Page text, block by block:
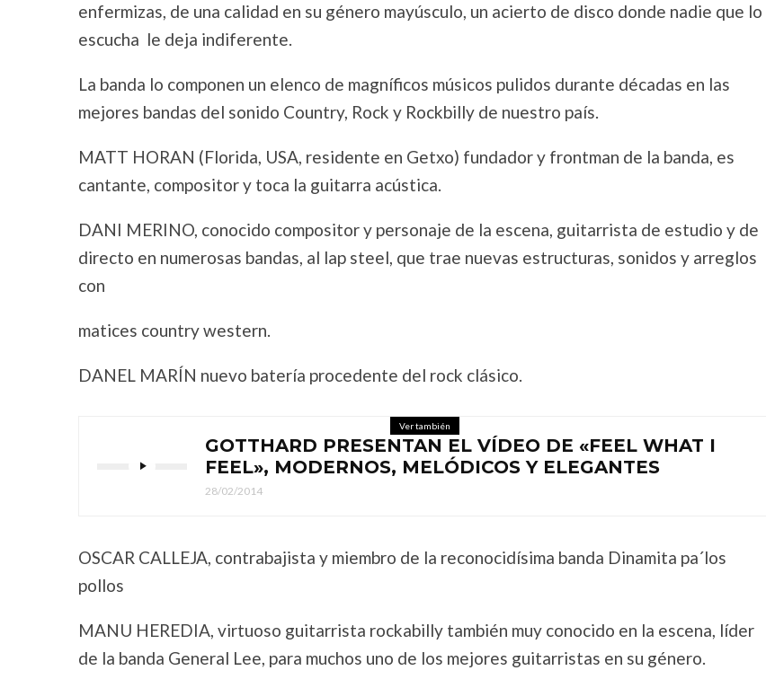
enfermizas, de una calidad en su género mayúsculo, un acierto de disco donde nadie que lo
escucha le deja indiferente.
La banda lo componen un elenco de magníficos músicos pulidos durante décadas en las
mejores bandas del sonido Country, Rock y Rockbilly de nuestro país.
MATT HORAN (Florida, USA, residente en Getxo) fundador y frontman de la banda, es
cantante, compositor y toca la guitarra acústica.
DANI MERINO, conocido compositor y personaje de la escena, guitarrista de estudio y de
directo en numerosas bandas, al lap steel, que trae nuevas estructuras, sonidos y arreglos
con
matices country western.
DANEL MARÍN nuevo batería procedente del rock clásico.
Ver también
GOTTHARD PRESENTAN EL VÍDEO DE «FEEL WHAT I
FEEL», MODERNOS, MELÓDICOS Y ELEGANTES
28/02/2014
OSCAR CALLEJA, contrabajista y miembro de la reconocidísima banda Dinamita pa´los
pollos
MANU HEREDIA, virtuoso guitarrista rockabilly también muy conocido en la escena, líder
de la banda General Lee, para muchos uno de los mejores guitarristas en su género.